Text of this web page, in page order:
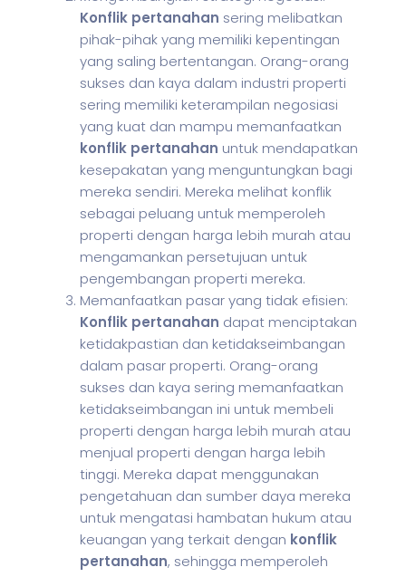
Konflik pertanahan sering melibatkan
pihak-pihak yang memiliki kepentingan
yang saling bertentangan. Orang-orang
sukses dan kaya dalam industri properti
sering memiliki keterampilan negosiasi
yang kuat dan mampu memanfaatkan
konflik pertanahan untuk mendapatkan
kesepakatan yang menguntungkan bagi
mereka sendiri. Mereka melihat konflik
sebagai peluang untuk memperoleh
properti dengan harga lebih murah atau
mengamankan persetujuan untuk
pengembangan properti mereka.
Memanfaatkan pasar yang tidak efisien:
Konflik pertanahan dapat menciptakan
ketidakpastian dan ketidakseimbangan
dalam pasar properti. Orang-orang
sukses dan kaya sering memanfaatkan
ketidakseimbangan ini untuk membeli
properti dengan harga lebih murah atau
menjual properti dengan harga lebih
tinggi. Mereka dapat menggunakan
pengetahuan dan sumber daya mereka
untuk mengatasi hambatan hukum atau
keuangan yang terkait dengan konflik
pertanahan, sehingga memperoleh